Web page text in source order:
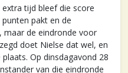
tijd bleef die score
pakt en de
maar de eindronde voor
doet Nielse dat wel, en
Op dinsdagavond 28
van die eindronde